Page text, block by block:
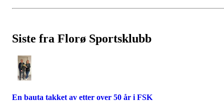
Siste fra Florø Sportsklubb
En bauta takket av etter over 50 år i FSK